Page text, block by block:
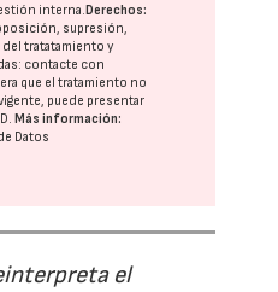
interna. Derechos:
supresión,
tratatamiento y
contacte con
que el tratamiento no
puede presentar
. Más información:
Datos
el